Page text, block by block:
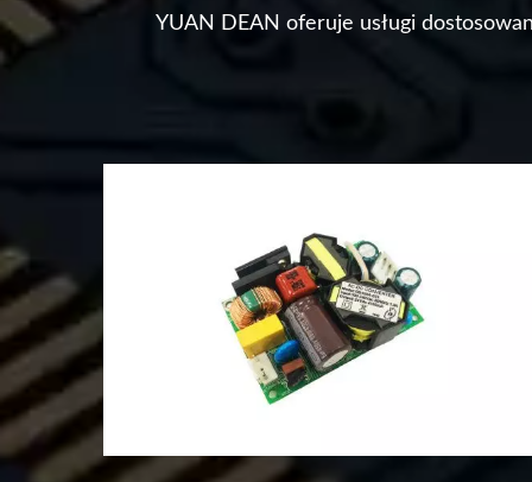
YUAN DEAN oferuje usługi